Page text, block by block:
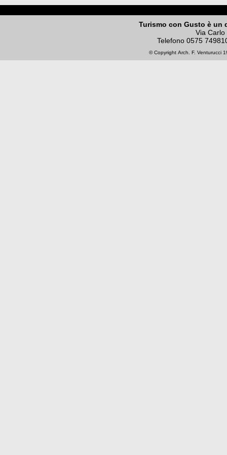
Turismo con Gusto è un
Via
Telefono 0575
© Copyright Arch. F. Venturucci